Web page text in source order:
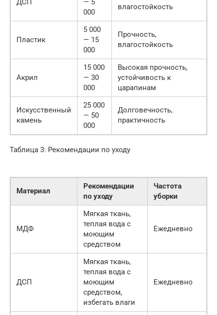
ДСП
— 5
000
влагостойкость
Пластик
5 000
— 15
000
Прочность,
влагостойкость
Акрил
15 000
— 30
000
Высокая прочность,
устойчивость к
царапинам
Искусственный
камень
25 000
— 50
000
Долговечность,
практичность
Таблица 3: Рекомендации по уходу
Материал
Рекомендации
по уходу
Частота
уборки
МДФ
Мягкая ткань,
теплая вода с
моющим
средством
Ежедневно
ДСП
Мягкая ткань,
теплая вода с
моющим
средством,
избегать влаги
Ежедневно